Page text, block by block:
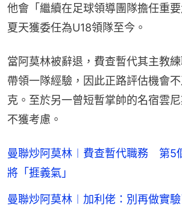
他會「繼續在足球領導團隊擔任重
夏天獲委任為U18領隊至今。
當阿莫林被辭退，費查暫代其主教
帶領一隊經驗，因此正路評估機會
克。至於另一曾短暫掌帥的名宿雲
不獲考慮。
曼聯炒阿莫林︱費查暫代職務 第5
將「捱義氣」
曼聯炒阿莫林︱加利佬：別再做實